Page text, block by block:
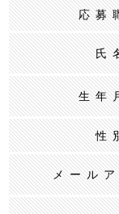
応募
氏
生年
性
メール